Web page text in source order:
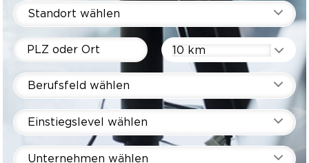
Standort wählen
10 km
Berufsfeld wählen
Einstiegslevel wählen
Unternehmen wählen